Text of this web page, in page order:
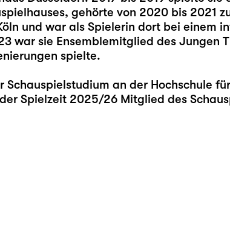
gehörte von 2020 bis 2021
und war als Spielerin dort bei einem
war sie Ensemblemitglied des Jungen
spielte.
Schauspielstudium an der Hochschule
Spielzeit 2025/26 Mitglied des